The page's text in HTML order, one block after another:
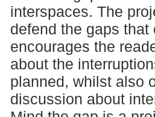
interspaces. The
defend the gaps
encourages the
about the
planned, whilst also
discussion about